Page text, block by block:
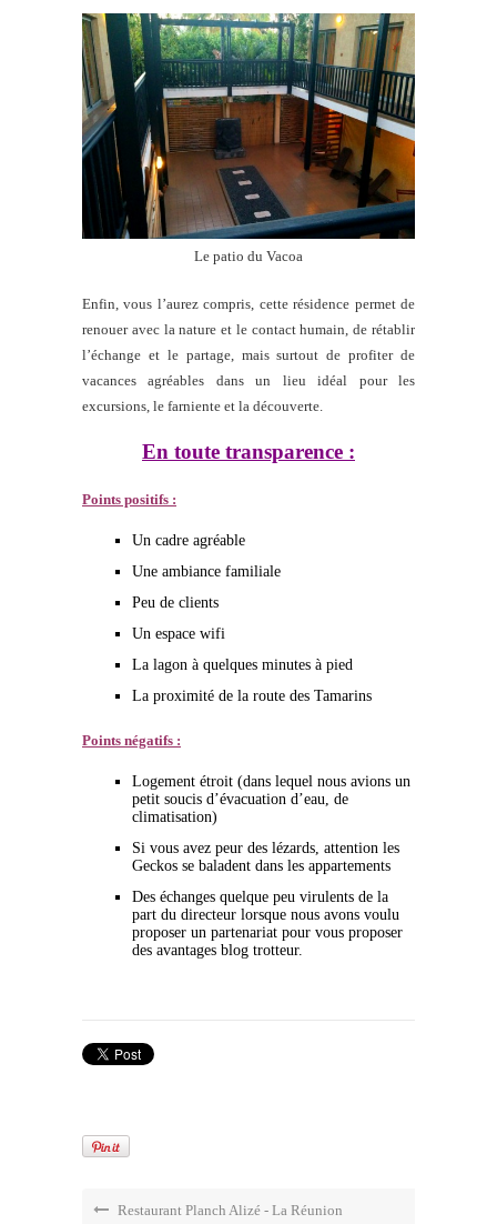
Le patio du Vacoa
Enfin, vous l’aurez compris, cette résidence permet de
renouer avec la nature et le contact humain, de rétablir
l’échange et le partage, mais surtout de profiter de
vacances agréables dans un lieu idéal pour les
excursions, le farniente et la découverte.
En toute transparence :
Points positifs :
Un cadre agréable
Une ambiance familiale
Peu de clients
Un espace wifi
La lagon à quelques minutes à pied
La proximité de la route des Tamarins
Points négatifs :
Logement étroit (dans lequel nous avions un
petit soucis d’évacuation d’eau, de
climatisation)
Si vous avez peur des lézards, attention les
Geckos se baladent dans les appartements
Des échanges quelque peu virulents de la
part du directeur lorsque nous avons voulu
proposer un partenariat pour vous proposer
des avantages blog trotteur.
Restaurant Planch Alizé - La Réunion